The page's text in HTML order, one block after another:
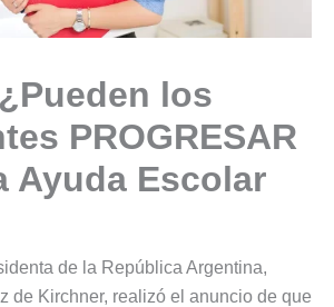
los
PROGRESAR
Ayuda Escolar
de la República Argentina,
de Kirchner, realizó el anuncio de que